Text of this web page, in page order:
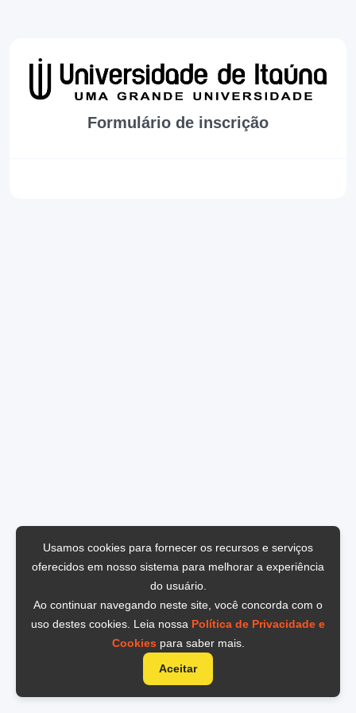
Usamos cookies para fornecer os recursos e serviços
oferecidos em nosso sistema para melhorar a experiência
do usuário.
Ao continuar navegando neste site, você concorda com o
uso destes cookies. Leia nossa Política de Privacidade e
Cookies para saber mais.
Aceitar
Formulário de inscrição